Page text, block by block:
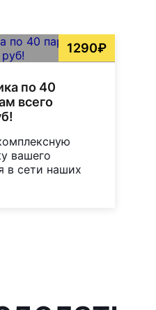
1290₽
по 40
всего
вашего
в сети наших